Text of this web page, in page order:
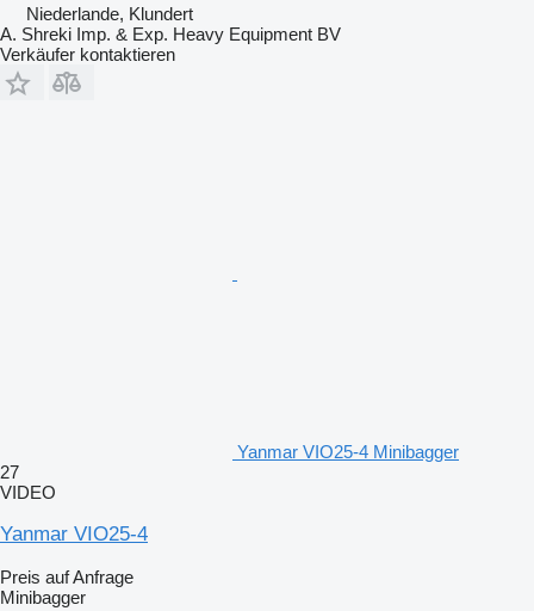
Niederlande, Klundert
A. Shreki Imp. & Exp. Heavy Equipment BV
Verkäufer kontaktieren
Yanmar VIO25-4 Minibagger
27
VIDEO
Yanmar VIO25-4
Preis auf Anfrage
Minibagger